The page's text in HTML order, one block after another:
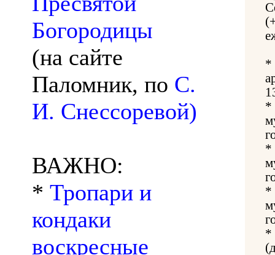
Богородицы
(на сайте
Паломник, по С.
И. Снессоревой)
ВАЖНО:
* Тропари и
кондаки
воскресные
*
*
*
*
*